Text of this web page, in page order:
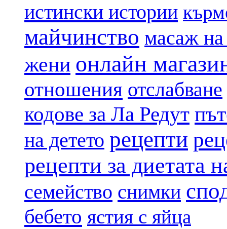
истински истории
майчинство масаж на
жени онлайн
отношения отслабване
кодове за Ла Редут
на детето рецепти
рецепти за диетата
семейство снимки
бебето ястия с яйца